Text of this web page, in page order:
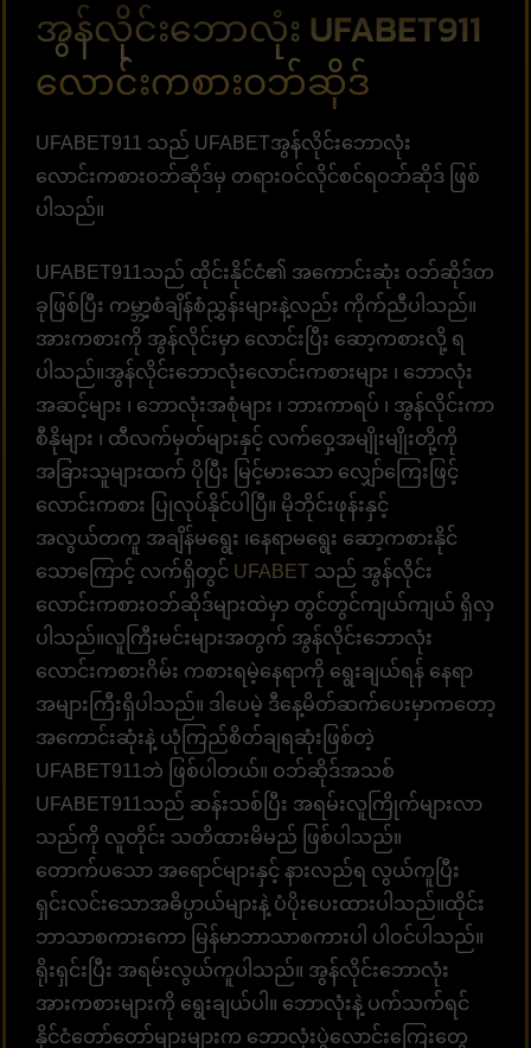
အွန်လိုင်းဘောလုံး UFABET911
လောင်းကစားဝဘ်ဆိုဒ်
UFABET911 သည် UFABETအွန်လိုင်းဘောလုံး
လောင်းကစားဝဘ်ဆိုဒ်မှ တရားဝင်လိုင်စင်ရဝဘ်ဆိုဒ် ဖြစ်
ပါသည်။
UFABET911သည် ထိုင်းနိုင်ငံ၏ အကောင်းဆုံး ဝဘ်ဆိုဒ်တ
ခုဖြစ်ပြီး ကမ္ဘာ့စံချိန်စံညွှန်းများနဲ့လည်း ကိုက်ညီပါသည်။
အားကစားကို အွန်လိုင်းမှာ လောင်းပြီး ဆော့ကစားလို့ ရ
ပါသည်။အွန်လိုင်းဘောလုံးလောင်းကစားများ ၊ ဘောလုံး
အဆင့်များ ၊ ဘောလုံးအစုံများ ၊ ဘားကာရပ် ၊ အွန်လိုင်းကာ
စီနိုများ ၊ ထီလက်မှတ်များနှင့် လက်ဝှေ့အမျိုးမျိုးတို့ကို
အခြားသူများထက် ပိုပြီး မြင့်မားသော လျှော်ကြေးဖြင့်
လောင်းကစား ပြုလုပ်နိုင်ပါပြီ။ မိုဘိုင်းဖုန်းနှင့်
အလွယ်တကူ အချိန်မရွေး ၊နေရာမရွေး ဆော့ကစားနိုင်
သောကြောင့် လက်ရှိတွင် UFABET သည် အွန်လိုင်း
လောင်းကစားဝဘ်ဆိုဒ်များထဲမှာ တွင်တွင်ကျယ်ကျယ် ရှိလှ
ပါသည်။လူကြီးမင်းများအတွက် အွန်လိုင်းဘောလုံး
လောင်းကစားဂိမ်း ကစားရမဲ့နေရာကို ရွေးချယ်ရန် နေရာ
အများကြီးရှိပါသည်။ ဒါပေမဲ့ ဒီနေ့မိတ်ဆက်ပေးမှာကတော့
အကောင်းဆုံးနဲ့ ယုံကြည်စိတ်ချရဆုံးဖြစ်တဲ့
UFABET911ဘဲ ဖြစ်ပါတယ်။ ဝဘ်ဆိုဒ်အသစ်
UFABET911သည် ဆန်းသစ်ပြီး အရမ်းလူကြိုက်များလာ
သည်ကို လူတိုင်း သတိထားမိမည် ဖြစ်ပါသည်။
တောက်ပသော အရောင်များနှင့် နားလည်ရ လွယ်ကူပြီး
ရှင်းလင်းသောအဓိပ္ပာယ်များနဲ့ ပံပိုးပေးထားပါသည်။ထိုင်း
ဘာသာစကားကော မြန်မာဘာသာစကားပါ ပါဝင်ပါသည်။
ရိုးရှင်းပြီး အရမ်းလွယ်ကူပါသည်။ အွန်လိုင်းဘောလုံး
အားကစားများကို ရွေးချယ်ပါ။ ဘောလုံးနဲ့ ပက်သက်ရင်
နိုင်ငံတော်တော်များများက ဘောလုံးပွဲလောင်းကြေးတွေ